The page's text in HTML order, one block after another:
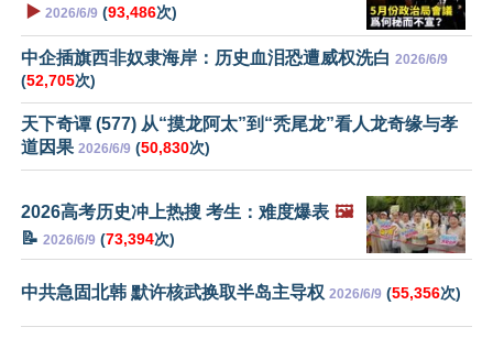
▶️ 2026/6/9 (93,486次)
中企插旗西非奴隶海岸：历史血泪恐遭威权洗白 2026/6/9
(52,705次)
天下奇谭 (577) 从“摸龙阿太”到“秃尾龙”看人龙奇缘与孝
道因果 2026/6/9 (50,830次)
2026高考历史冲上热搜 考生：难度爆表 🖼️
📝 2026/6/9 (73,394次)
中共急固北韩 默许核武换取半岛主导权 2026/6/9 (55,356次)